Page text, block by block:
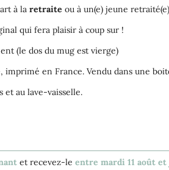
à laretraite ou à un(e) jeune
qui fera plaisir à coup sur !
(le dos du mug est vierge)
imprimé en France. Vendu dans une
et au lave-vaisselle.
et recevez-leentre mardi 11 août et